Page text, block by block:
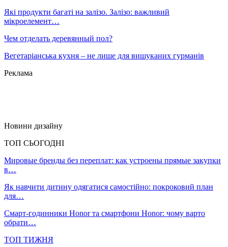
Які продукти багаті на залізо. Залізо: важливий
мікроелемент…
Чем отделать деревянный пол?
Вегетаріанська кухня – не лише для вишуканих гурманів
Реклама
Новини дизайну
ТОП СЬОГОДНІ
Мировые бренды без переплат: как устроены прямые закупки
в…
Як навчити дитину одягатися самостійно: покроковий план
для…
Смарт-годинники Honor та смартфони Honor: чому варто
обрати…
ТОП ТИЖНЯ